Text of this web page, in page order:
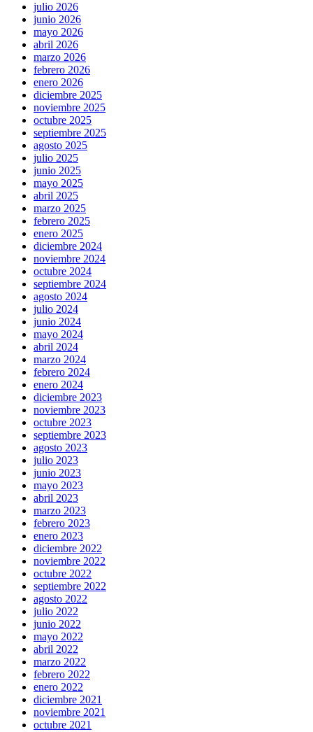
julio 2026
junio 2026
mayo 2026
abril 2026
marzo 2026
febrero 2026
enero 2026
diciembre 2025
noviembre 2025
octubre 2025
septiembre 2025
agosto 2025
julio 2025
junio 2025
mayo 2025
abril 2025
marzo 2025
febrero 2025
enero 2025
diciembre 2024
noviembre 2024
octubre 2024
septiembre 2024
agosto 2024
julio 2024
junio 2024
mayo 2024
abril 2024
marzo 2024
febrero 2024
enero 2024
diciembre 2023
noviembre 2023
octubre 2023
septiembre 2023
agosto 2023
julio 2023
junio 2023
mayo 2023
abril 2023
marzo 2023
febrero 2023
enero 2023
diciembre 2022
noviembre 2022
octubre 2022
septiembre 2022
agosto 2022
julio 2022
junio 2022
mayo 2022
abril 2022
marzo 2022
febrero 2022
enero 2022
diciembre 2021
noviembre 2021
octubre 2021